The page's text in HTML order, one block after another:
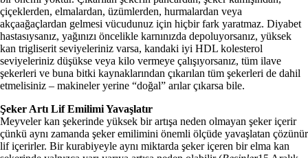
çiçeklerden, elmalardan, üzümlerden, hurmalardan veya
akçaağaçlardan gelmesi vücudunuz için hiçbir fark yaratmaz. Diyabet
hastasıysanız, yağınızı öncelikle karnınızda depoluyorsanız, yüksek
kan trigliserit seviyeleriniz varsa, kandaki iyi HDL kolesterol
seviyeleriniz düşükse veya kilo vermeye çalışıyorsanız, tüm ilave
şekerleri ve buna bitki kaynaklarından çıkarılan tüm şekerleri de dahil
etmelisiniz – makineler yerine “doğal” arılar çıkarsa bile.
Şeker Artı Lif Emilimi Yavaşlatır
Meyveler kan şekerinde yüksek bir artışa neden olmayan şeker içerir
çünkü aynı zamanda şeker emilimini önemli ölçüde yavaşlatan çözünür
lif içerirler. Bir kurabiyeyle aynı miktarda şeker içeren bir elma kan